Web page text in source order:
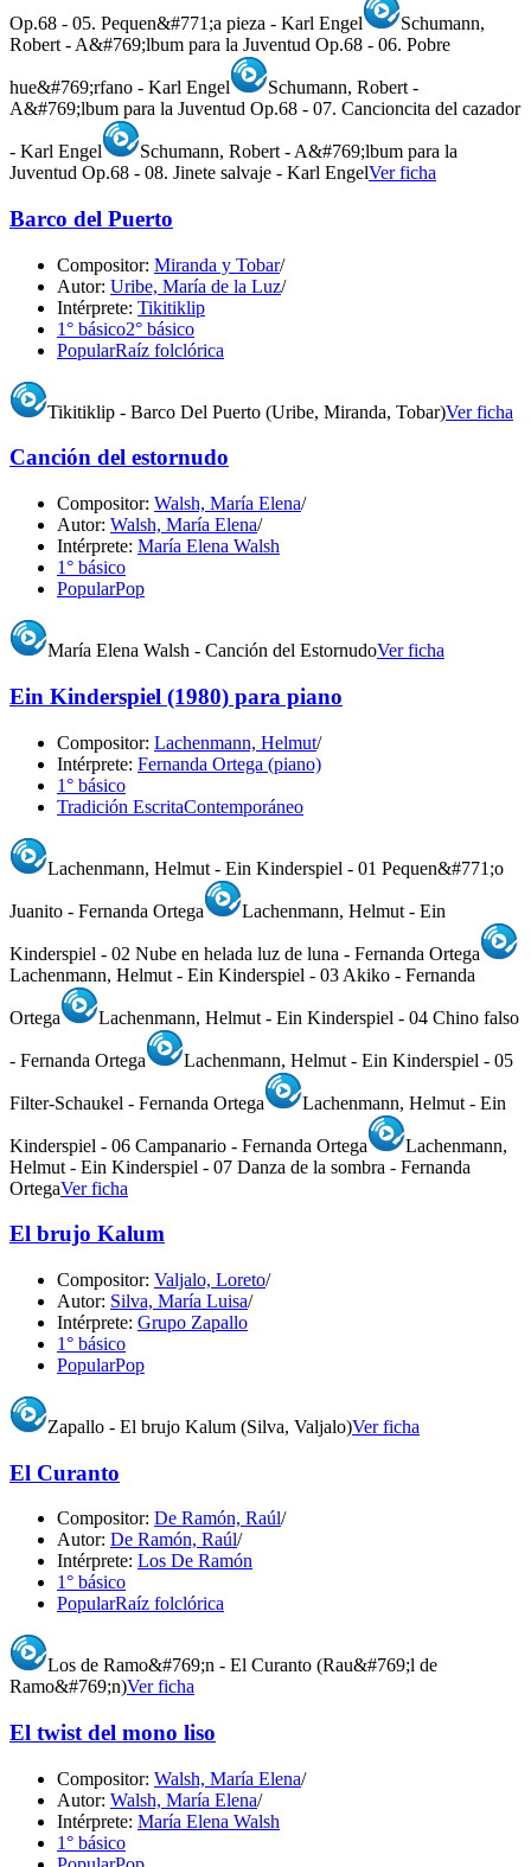
Op.68 - 05. Pequen&#771;a pieza - Karl Engel
Schumann,
Robert - A&#769;lbum para la Juventud Op.68 - 06. Pobre
hue&#769;rfano - Karl Engel
Schumann, Robert -
A&#769;lbum para la Juventud Op.68 - 07. Cancioncita del cazador
- Karl Engel
Schumann, Robert - A&#769;lbum para la
Juventud Op.68 - 08. Jinete salvaje - Karl EngelVer ficha
Barco del Puerto
Compositor: Miranda y Tobar/
Autor: Uribe, María de la Luz/
Intérprete: Tikitiklip
1° básico2° básico
PopularRaíz folclórica
Tikitiklip - Barco Del Puerto (Uribe, Miranda, Tobar)Ver ficha
Canción del estornudo
Compositor: Walsh, María Elena/
Autor: Walsh, María Elena/
Intérprete: María Elena Walsh
1° básico
PopularPop
María Elena Walsh - Canción del EstornudoVer ficha
Ein Kinderspiel (1980) para piano
Compositor: Lachenmann, Helmut/
Intérprete: Fernanda Ortega (piano)
1° básico
Tradición EscritaContemporáneo
Lachenmann, Helmut - Ein Kinderspiel - 01 Pequen&#771;o
Juanito - Fernanda Ortega Lachenmann, Helmut - Ein
Kinderspiel - 02 Nube en helada luz de luna - Fernanda Ortega
Lachenmann, Helmut - Ein Kinderspiel - 03 Akiko - Fernanda
Ortega Lachenmann, Helmut - Ein Kinderspiel - 04 Chino falso
- Fernanda Ortega Lachenmann, Helmut - Ein Kinderspiel - 05
Filter-Schaukel - Fernanda Ortega Lachenmann, Helmut - Ein
Kinderspiel - 06 Campanario - Fernanda Ortega
Lachenmann,
Helmut - Ein Kinderspiel - 07 Danza de la sombra - Fernanda
OrtegaVer ficha
El brujo Kalum
Compositor: Valjalo, Loreto/
Autor: Silva, María Luisa/
Intérprete: Grupo Zapallo
1° básico
PopularPop
Zapallo - El brujo Kalum (Silva, Valjalo)Ver ficha
El Curanto
Compositor: De Ramón, Raúl/
Autor: De Ramón, Raúl/
Intérprete: Los De Ramón
1° básico
PopularRaíz folclórica
Los de Ramo&#769;n - El Curanto (Rau&#769;l de
Ramo&#769;n)Ver ficha
El twist del mono liso
Compositor: Walsh, María Elena/
Autor: Walsh, María Elena/
Intérprete: María Elena Walsh
1° básico